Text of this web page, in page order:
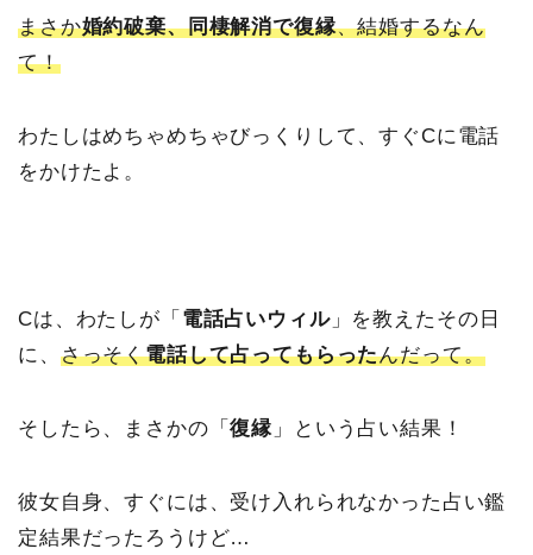
まさか婚約破棄、同棲解消で復縁、結婚するなん
て！
わたしはめちゃめちゃびっくりして、すぐCに電話
をかけたよ。
Cは、わたしが「 電話占いウィル」を教えたその日
に、 さっそく電話して占ってもらったんだって。
そしたら、まさかの「復縁 」という占い結果！
彼女自身、すぐには、受け入れられなかった占い鑑
定結果だったろうけど…